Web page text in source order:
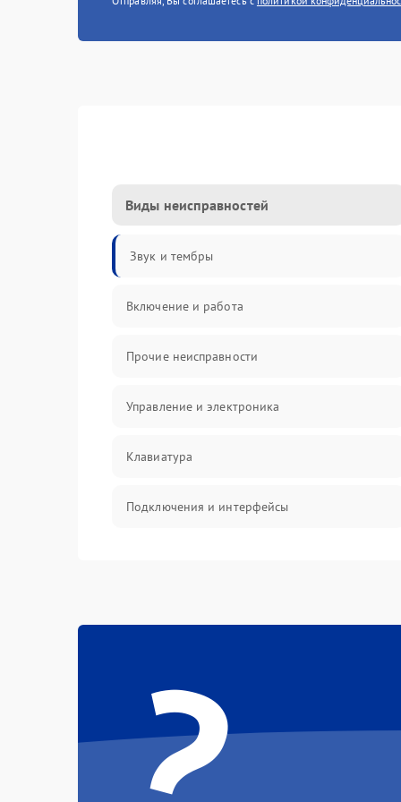
Виды неисправностей
Звук и тембры
Включение и работа
Прочие неисправности
Управление и электроника
Клавиатура
Подключения и интерфейсы
Электроника